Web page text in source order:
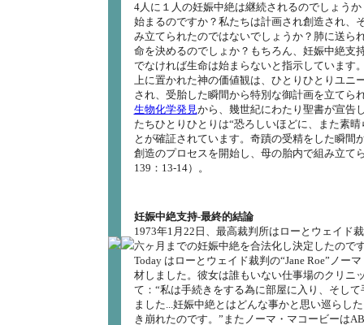
4人に１人の妊娠中絶は継続されるのでしょう
始まるのですか？私たちは計画され創造され、
み立てられたのではないでしょうか？肺に送ら
命を決めるのでしょか？もちろん、妊娠中絶支
でなければ生命は始まらないと指示しています
上に置かれた神の価値観は、ひとりひとりユニ
され、受胎した瞬間から特別な御計画を立てら
生物化学発見から、幾世紀にわたり聖書が宣告
たちひとりひとりは“恐ろしいほどに、また素
とが確証されています。奇蹟の受精をした瞬間
創造のプロセスを開始し、母の胎内で組み立て
139：13-14）。
妊娠中絶支持-最終的結論
1973年1月22日、最高裁判所はローとウェイド
六ヶ月までの妊娠中絶を合法化し決定したので
Today はローとウェイド裁判の“Jane Roe”ノー
材しました。彼女は誰もいない仕事場のクリニ
て：“私は手続きをする為に部屋に入り、そし
ました...妊娠中絶とはどんな事かと思い巡らし
き崩れたのです。”またノーマ・マコービーは